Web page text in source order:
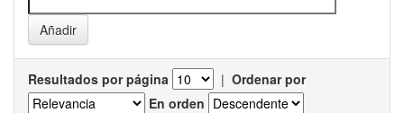
Resultados por página | Ordenar por
En orden